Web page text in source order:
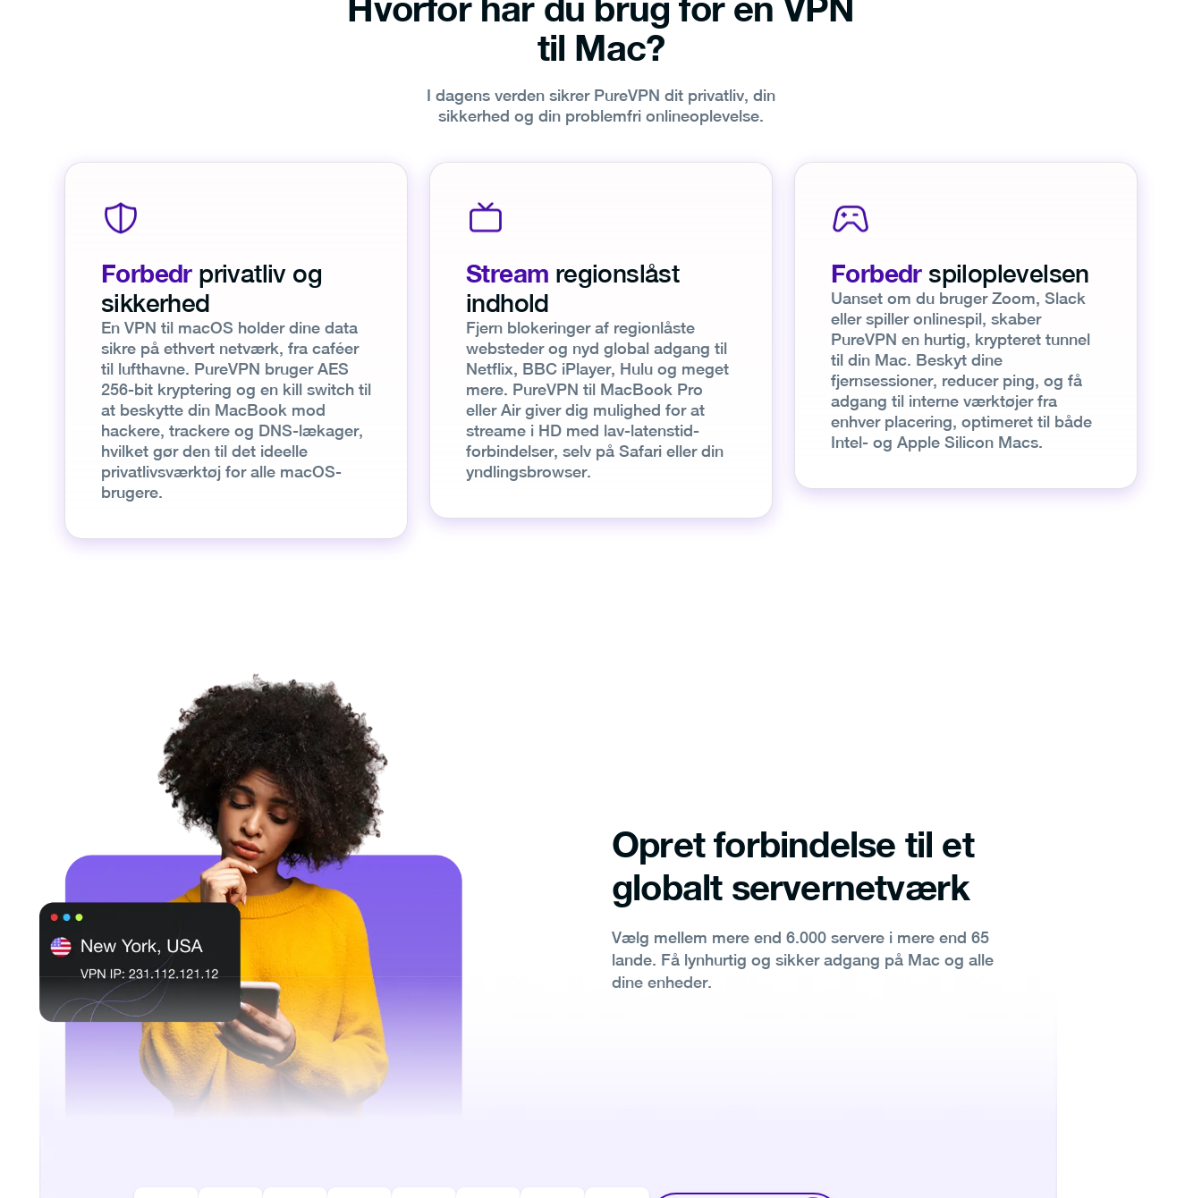
til Mac?
I dagens verden sikrer PureVPN dit privatliv, din
sikkerhed og din problemfri onlineoplevelse.
Forbedrprivatliv og
sikkerhed
En VPN til macOS holder dine data
sikre på ethvert netværk, fra caféer
til lufthavne. PureVPN bruger AES
256-bit kryptering og en kill switch til
at beskytte din MacBook mod
hackere, trackere og DNS-lækager,
hvilket gør den til det ideelle
privatlivsværktøj for alle macOS-
brugere.
Stream regionslåst
indhold
Fjern blokeringer af regionlåste
websteder og nyd global adgang til
Netflix, BBC iPlayer, Hulu og meget
mere. PureVPN til MacBook Pro
eller Air giver dig mulighed for at
streame i HD med lav-latenstid-
forbindelser, selv på Safari eller din
yndlingsbrowser.
Forbedrspiloplevelsen
Uanset om du bruger Zoom, Slack
eller spiller onlinespil, skaber
PureVPN en hurtig, krypteret tunnel
til din Mac. Beskyt dine
fjernsessioner, reducer ping, og få
adgang til interne værktøjer fra
enhver placering, optimeret til både
Intel- og Apple Silicon Macs.
Opret forbindelse til et
globalt servernetværk
Vælg mellem mere end 6.000 servere i mere end 65
lande. Få lynhurtig og sikker adgang på Mac og alle
dine enheder.